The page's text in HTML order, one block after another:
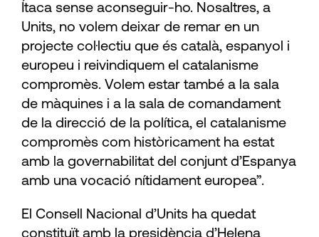
Ítaca sense aconseguir-ho. Nosaltres, a
Units, no volem deixar de remar en un
projecte col·lectiu que és català, espanyol i
europeu i reivindiquem el catalanisme
compromès. Volem estar també a la sala
de màquines i a la sala de comandament
de la direcció de la política, el catalanisme
compromès com històricament ha estat
amb la governabilitat del conjunt d’Espanya
amb una vocació nítidament europea”.
El Consell Nacional d’Units ha quedat
constituït amb la presidència d’Helena